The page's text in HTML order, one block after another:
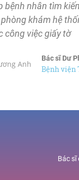
bệnh nhân tìm
khám hệ
công việc giấy tờ
Bác sĩ Dư
Bệnh viện
Bác sĩ